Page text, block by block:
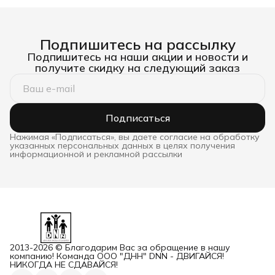
Подпишитесь на рассылку
Подпишитесь на наши акции и новости и
получите скидку на следующий заказ
Подписаться
Нажимая «Подписаться», вы даете согласие на обработку
указанных персональных данных в целях получения
информационной и рекламной рассылки
2013-2026 © Благодарим Вас за обращение в нашу
компанию! Команда ООО "ДНН" DNN - ДВИГАЙСЯ!
НИКОГДА НЕ СДАВАЙСЯ!